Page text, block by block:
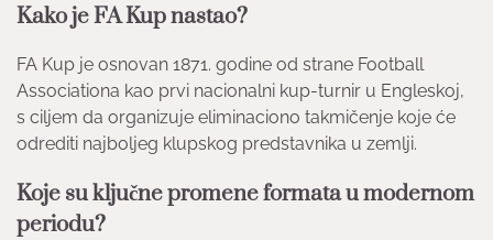
Kako je FA Kup nastao?
FA Kup je osnovan 1871. godine od strane Football
Associationa kao prvi nacionalni kup-turnir u Engleskoj,
s ciljem da organizuje eliminaciono takmičenje koje će
odrediti najboljeg klupskog predstavnika u zemlji.
Koje su ključne promene formata u modernom
periodu?